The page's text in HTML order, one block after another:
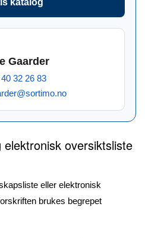
katalog
Gaarder
32 26 83
oversiktsliste
eller elektronisk
brukes begrepet